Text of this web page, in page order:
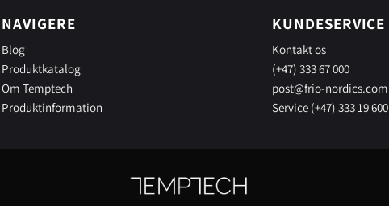
NAVIGERE
Blog
Produktkatalog
Om Temptech
Produktinformation
KUNDESERVICE
Kontakt os
(+47) 333 67 000
post@frio-nordics.com
Service (+47) 333 19 600